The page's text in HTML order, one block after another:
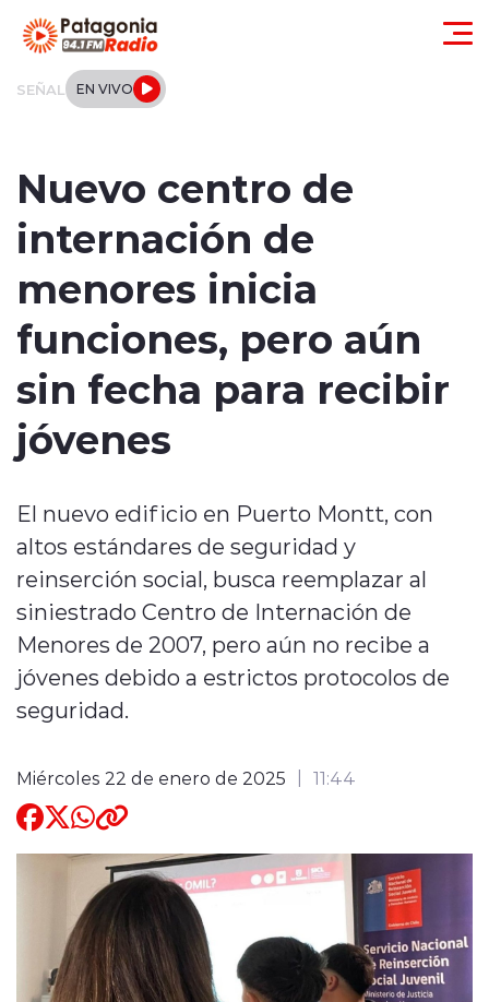
SEÑAL EN VIVO
Tendencias
Internacional
Quienes Somos
Nuevo centro de
internación de
menores inicia
funciones, pero aún
sin fecha para recibir
jóvenes
El nuevo edificio en Puerto Montt, con
altos estándares de seguridad y
reinserción social, busca reemplazar al
siniestrado Centro de Internación de
Menores de 2007, pero aún no recibe a
jóvenes debido a estrictos protocolos de
seguridad.
Miércoles 22 de enero de 2025 11:44